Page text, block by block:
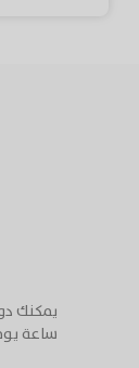
ساعة